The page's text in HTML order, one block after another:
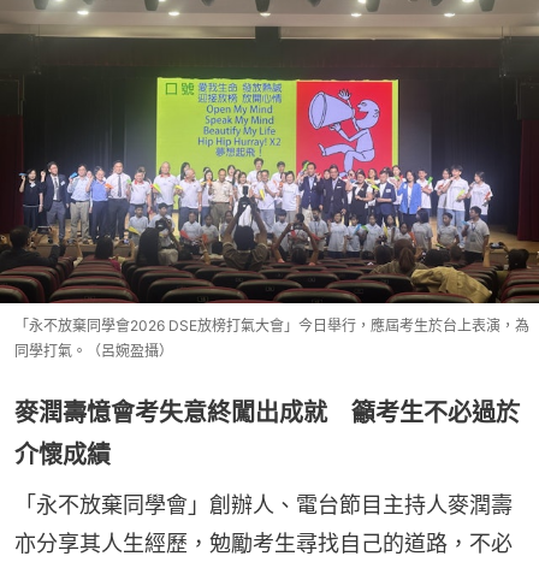
「永不放棄同學會2026 DSE放榜打氣大會」今日舉行，應屆考生於台上表演，為
同學打氣。（呂婉盈攝）
麥潤壽憶會考失意終闖出成就 籲考生不必過於
介懷成績
「永不放棄同學會」創辦人、電台節目主持人麥潤壽
亦分享其人生經歷，勉勵考生尋找自己的道路，不必